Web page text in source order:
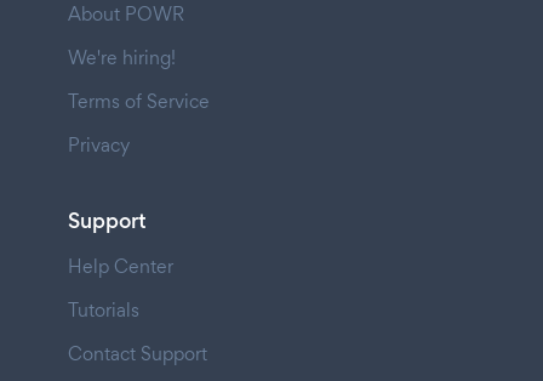
About POWR
We're hiring!
Terms of Service
Privacy
Support
Help Center
Tutorials
Contact Support